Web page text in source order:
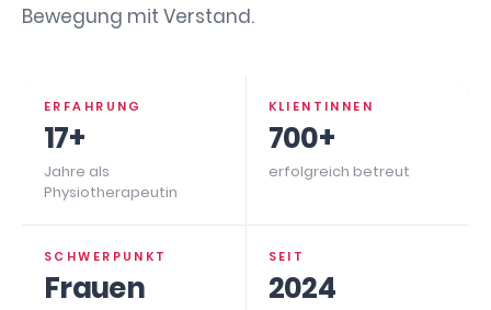
Bewegung mit Verstand.
ERFAHRUNG
17+
Jahre als
Physiotherapeutin
KLIENTINNEN
700+
erfolgreich betreut
SCHWERPUNKT
Frauen
SEIT
2024